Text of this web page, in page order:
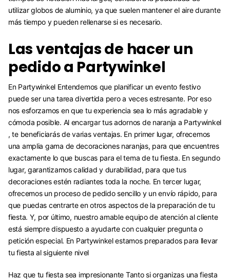
utilizar globos de aluminio, ya que suelen mantener el aire durante
más tiempo y pueden rellenarse si es necesario.
Las ventajas de hacer un
pedido a Partywinkel
En Partywinkel Entendemos que planificar un evento festivo
puede ser una tarea divertida pero a veces estresante. Por eso
nos esforzamos en que tu experiencia sea lo más agradable y
cómoda posible. Al encargar tus adornos de naranja a Partywinkel
, te beneficiarás de varias ventajas. En primer lugar, ofrecemos
una amplia gama de decoraciones naranjas, para que encuentres
exactamente lo que buscas para el tema de tu fiesta. En segundo
lugar, garantizamos calidad y durabilidad, para que tus
decoraciones estén radiantes toda la noche. En tercer lugar,
ofrecemos un proceso de pedido sencillo y un envío rápido, para
que puedas centrarte en otros aspectos de la preparación de tu
fiesta. Y, por último, nuestro amable equipo de atención al cliente
está siempre dispuesto a ayudarte con cualquier pregunta o
petición especial. En Partywinkel estamos preparados para llevar
tu fiesta al siguiente nivel
Haz que tu fiesta sea impresionante Tanto si organizas una fiesta